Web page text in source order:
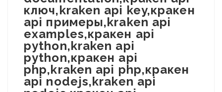
ключ,kraken api key,кракен
api примеры,kraken api
examples,кракен api
python,kraken api
python,кракен api
php,kraken api php,кракен
api nodejs,kraken api